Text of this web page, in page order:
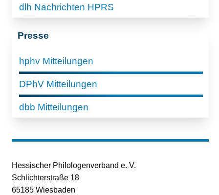
dlh Nachrichten HPRS
Presse
hphv Mitteilungen
DPhV Mitteilungen
dbb Mitteilungen
Hessischer Philologenverband e. V.
Schlichterstraße 18
65185 Wiesbaden